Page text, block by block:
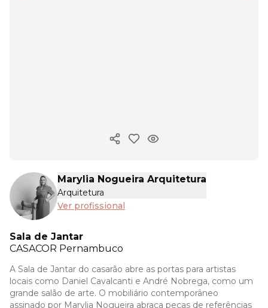
Copiar link
Marylia Nogueira Arquitetura
Arquitetura
Ver profissional
Sala de Jantar
CASACOR Pernambuco
A Sala de Jantar do casarão abre as portas para artistas
locais como Daniel Cavalcanti e André Nobrega, como um
grande salão de arte. O mobiliário contemporâneo
assinado por Marylia Nogueira abraça peças de referências